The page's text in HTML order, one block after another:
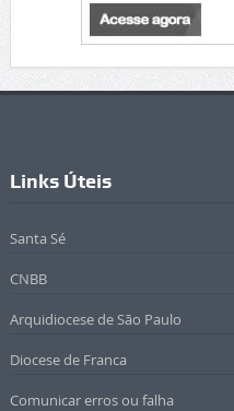
Links Úteis
Santa Sé
CNBB
Arquidiocese de São Paulo
Diocese de Franca
Comunicar erros ou falha